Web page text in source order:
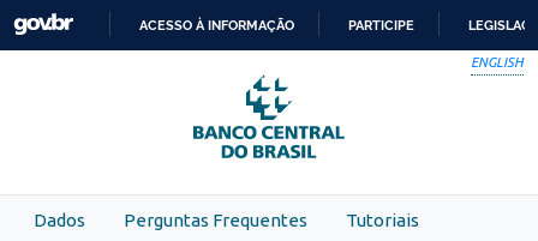
Skip to main content
PARA
O
CONTEÚDO
ACESSO À INFORMAÇÃO PARTICIPE
ENGLISH
Dados Perguntas Frequentes Tutoriais